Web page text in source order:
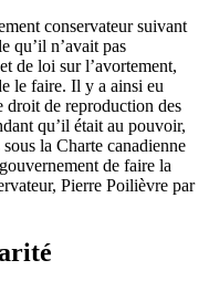
conservateur suivant
qu’il n’avait pas
de loi sur l’avortement,
le faire. Il y a ainsi eu
droit de reproduction des
qu’il était au pouvoir,
la Charte canadienne
de faire la
Pierre Poilièvre par